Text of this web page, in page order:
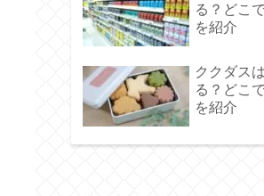
る？どこ
を紹介
ククダス
る？どこ
を紹介